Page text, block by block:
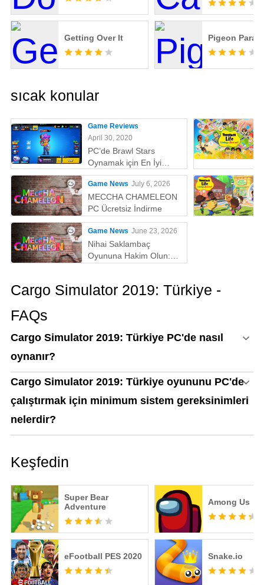
Getting Over It Pigeon
sıcak konular
Game Reviews
April 30, 2020
PC’de Brawl Stars
Oynamak için En İyi
Emülatör
Game News July 6, 2026
MECCHA CHAMELEON
PC Ücretsiz İndirme
Game News June 23, 2026
Nihai Saklambaç
Oyununa Hakim Olun:
Neden MEmu En İyi
Cargo Simulator 2019: Türkiye -
FAQs
Cargo Simulator 2019: Türkiye PC'de nasıl
oynanır?
Cargo Simulator 2019: Türkiye oyununu PC'de
çalıştırmak için minimum sistem gereksinimleri
nelerdir?
Keşfedin
Super Bear
Adventure
Among Us
eFootball PES 2020 Snake.io